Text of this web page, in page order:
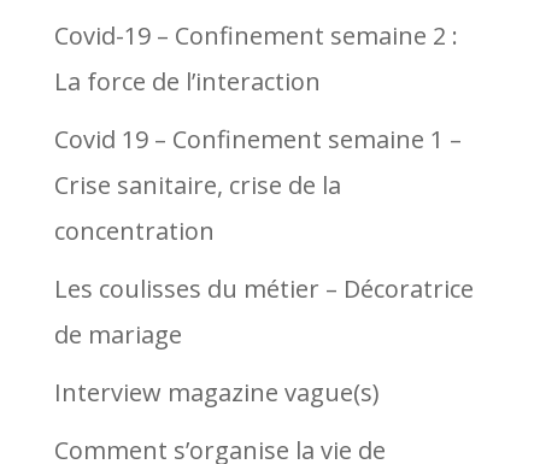
Covid-19 – Confinement semaine 2 :
La force de l’interaction
Covid 19 – Confinement semaine 1 –
Crise sanitaire, crise de la
concentration
Les coulisses du métier – Décoratrice
de mariage
Interview magazine vague(s)
Comment s’organise la vie de